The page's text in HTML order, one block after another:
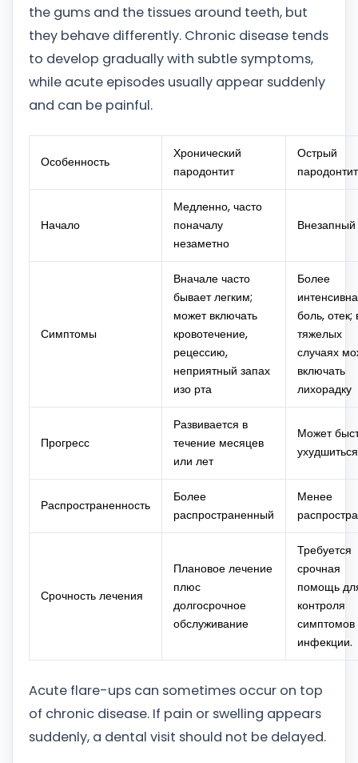
the gums and the tissues around teeth, but
they behave differently. Chronic disease tends
to develop gradually with subtle symptoms,
while acute episodes usually appear suddenly
and can be painful.
Особенность
Хронический
пародонтит
Острый
пародонтит
Начало
Медленно, часто
поначалу
незаметно
Внезапный
Симптомы
Вначале часто
бывает легким;
может включать
кровотечение,
рецессию,
неприятный запах
изо рта
Более
боль, отек;
тяжелых
случаях
включать
лихорадку
Прогресс
Развивается в
течение месяцев
или лет
Может
ухудшиться
Распространенность
Более
распространенный
Менее
Срочность лечения
Плановое лечение
плюс
долгосрочное
обслуживание
Требуется
срочная
помощь
контроля
симптомов
инфекции.
Acute flare-ups can sometimes occur on top
of chronic disease. If pain or swelling appears
suddenly, a dental visit should not be delayed.